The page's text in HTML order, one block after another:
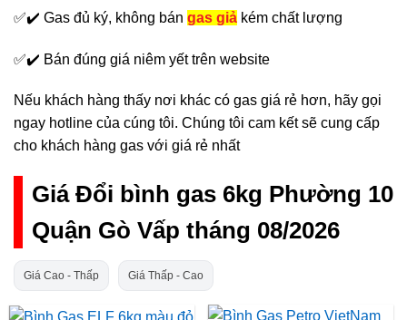
✅✔️ Gas đủ ký, không bán gas giả kém chất lượng
✅✔️ Bán đúng giá niêm yết trên website
Nếu khách hàng thấy nơi khác có gas giá rẻ hơn, hãy gọi
ngay hotline của cúng tôi. Chúng tôi cam kết sẽ cung cấp
cho khách hàng gas với giá rẻ nhất
Giá Đổi bình gas 6kg Phường 10
Quận Gò Vấp tháng 08/2026
Giá Cao - Thấp Giá Thấp - Cao